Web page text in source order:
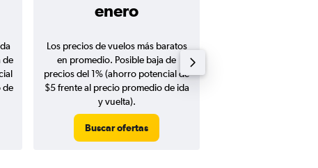
enero
de
de
Los precios de vuelos más baratos
en promedio. Posible baja de
precios del 1% (ahorro potencial de
$5 frente al precio promedio de ida
y vuelta).
Buscar ofertas